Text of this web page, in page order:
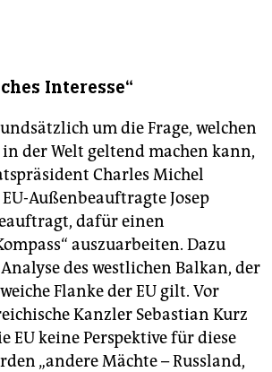
Interesse“
um die Frage, welchen
der Welt geltend machen kann,
Charles Michel
Außenbeauftragte Josep
dafür einen
auszuarbeiten. Dazu
des westlichen Balkan, der
Flanke der EU gilt. Vor
Kanzler Sebastian Kurz
EU keine Perspektive für diese
„andere Mächte – Russland,